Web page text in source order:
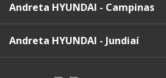
Andreta HYUNDAI - Campinas
Andreta HYUNDAI - Jundiaí